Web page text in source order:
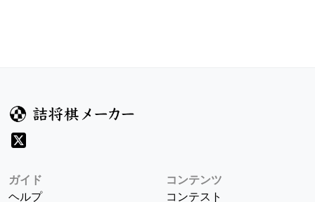
ガイド
ヘルプ
コンテンツ
コンテスト